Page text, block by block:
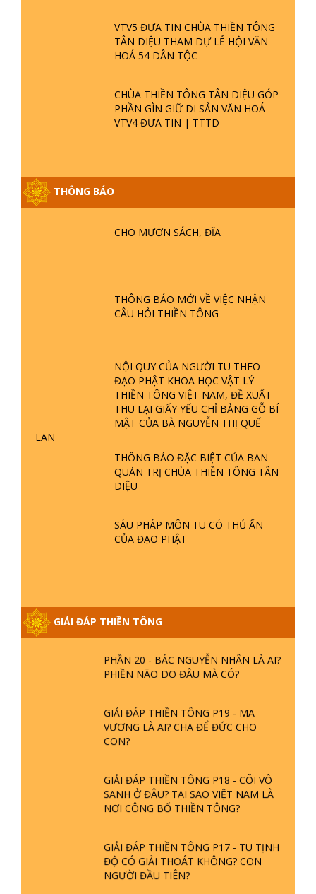
VTV5 ĐƯA TIN CHÙA THIỀN TÔNG
TÂN DIỆU THAM DỰ LỄ HỘI VĂN
HOÁ 54 DÂN TỘC
CHÙA THIỀN TÔNG TÂN DIỆU GÓP
PHẦN GÌN GIỮ DI SẢN VĂN HOÁ -
VTV4 ĐƯA TIN | TTTD
THÔNG BÁO
CHO MƯỢN SÁCH, ĐĨA
THÔNG BÁO MỚI VỀ VIỆC NHẬN
CÂU HỎI THIỀN TÔNG
NỘI QUY CỦA NGƯỜI TU THEO
ĐẠO PHẬT KHOA HỌC VẬT LÝ
THIỀN TÔNG VIỆT NAM, ĐỀ XUẤT
THU LẠI GIẤY YẾU CHỈ BẢNG GỖ BÍ
MẬT CỦA BÀ NGUYỄN THỊ QUẾ
LAN
THÔNG BÁO ĐẶC BIỆT CỦA BAN
QUẢN TRỊ CHÙA THIỀN TÔNG TÂN
DIỆU
SÁU PHÁP MÔN TU CÓ THỦ ẤN
CỦA ĐẠO PHẬT
GIẢI ĐÁP THIỀN TÔNG
GIẢI ĐÁP ĐẶC BIỆT P25 - SUỐT 49
GIẢI ĐÁP ĐẶC BIỆT P24 - TÁNH PHẬT
ĐƯỢC HÌNH THÀNH NHƯ THẾ NÀO?
GIẢI ĐÁP ĐẶC BIỆT P23 - THIÊN
ĐÀNG Ở ĐÂU? ĐỊA NGỤC Ở ĐÂU?
ĐỨC CHÚA TRỜI LÀ AI? QUỶ SA
TĂNG? | TTTD
- TẠI SAO TRÁI ĐẤT NHIỀU THIÊN TAI
- LŨ LỤT - HỎA HOẠN | TTTD
- TẠI SAO ĐỨC PHẬT BƯỚC ĐI 7
BƯỚC TRÊN HOA SEN ? | TTTD
GIẢI ĐÁP THIỀN TÔNG ĐẶC BIỆT
PHẦN 20 - BÁC NGUYỄN NHÂN LÀ AI?
PHIỀN NÃO DO ĐÂU MÀ CÓ?
GIẢI ĐÁP THIỀN TÔNG P19 - MA
VƯƠNG LÀ AI? CHA ĐỂ ĐỨC CHO
CON?
GIẢI ĐÁP THIỀN TÔNG P18 - CÕI VÔ
SANH Ở ĐÂU? TẠI SAO VIỆT NAM LÀ
NƠI CÔNG BỐ THIỀN TÔNG?
GIẢI ĐÁP THIỀN TÔNG P17 - TU TỊNH
ĐỘ CÓ GIẢI THOÁT KHÔNG? CON
NGƯỜI ĐẦU TIÊN?